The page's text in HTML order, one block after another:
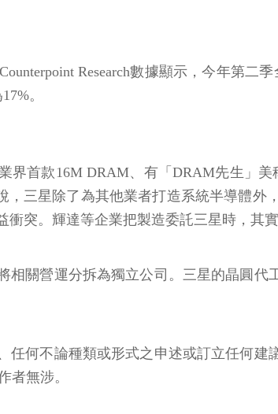
Research數據顯示，今年第二
。
界首款16M DRAM、有「DRAM先生」
三星除了為其他業者打造系統半導體外
突。輝達等企業把製造委託三星時，其
關營運分拆為獨立公司。三星的晶圓
任何不論種類或形式之申述或訂立任何
者無涉。